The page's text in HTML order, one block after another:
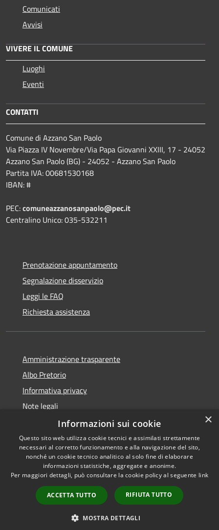
Comunicati
Avvisi
VIVERE IL COMUNE
Luoghi
Eventi
CONTATTI
Comune di Azzano San Paolo
Via Piazza IV Novembre/Via Papa Giovanni XXIII, 17 - 24052
Azzano San Paolo (BG) - 24052 - Azzano San Paolo
Partita IVA: 00681530168
IBAN: #
PEC:comuneazzanosanpaolo@pec.it
Centralino Unico: 035-532211
Prenotazione appuntamento
Segnalazione disservizio
Leggi le FAQ
Richiesta assistenza
Amministrazione trasparente
Albo Pretorio
Informativa privacy
Note legali
Dichiarazione di accessibilità
RSS
Accessibilità
Copyright © 2026 • Comune di
byMunicipium
Accesso
redazione
×
Informazioni sui cookie
Questo sito web utilizza cookie tecnici e assimilati strettamente
necessari al corretto funzionamento e alla navigazione del sito,
nonché un cookie tecnico analitico al solo fine di elaborare
informazioni statistiche, aggregate e anonime.
Per maggiori dettagli, può consultare la cookie policy al seguente link
ACCETTA TUTTO RIFIUTA TUTTO
MOSTRA DETTAGLI